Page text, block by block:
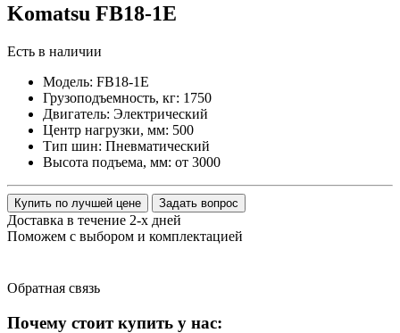
Komatsu FB18-1E
Есть в наличии
Модель: FB18-1E
Грузоподъемность, кг: 1750
Двигатель: Электрический
Центр нагрузки, мм: 500
Тип шин: Пневматический
Высота подъема, мм: от 3000
Купить по лучшей цене Задать вопрос
Доставка в течение 2-х дней
Поможем с выбором и комплектацией
Обратная связь
Почему стоит купить у нас: